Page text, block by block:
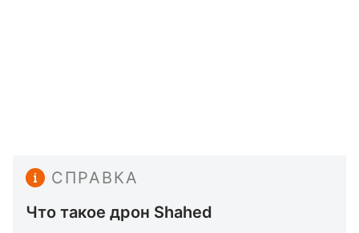
СПРАВКА
Что такое дрон Shahed